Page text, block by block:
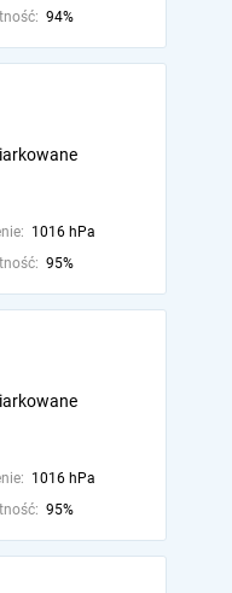
94%
1016 hPa
95%
1016 hPa
95%